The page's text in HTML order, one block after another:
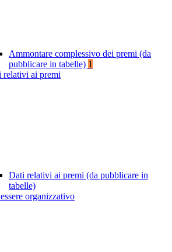
Ammontare complessivo dei premi (da
pubblicare in tabelle) 1
relativi ai premi
Dati relativi ai premi (da pubblicare in
tabelle)
organizzativo